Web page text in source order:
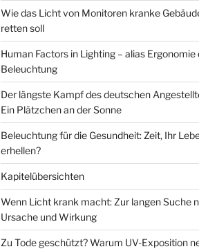
Wie das Licht von Monitoren kranke
retten soll
Human Factors in Lighting – alias Ergonomie
Beleuchtung
Der längste Kampf des deutschen
Ein Plätzchen an der Sonne
Beleuchtung für die Gesundheit: Zeit, Ihr
erhellen?
Kapitelübersichten
Wenn Licht krank macht: Zur langen Suche
Ursache und Wirkung
Zu Tode geschützt? Warum UV-Exposition